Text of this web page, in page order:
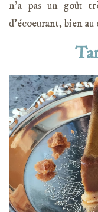
n’a pas un goût
d’écoeurant, bien